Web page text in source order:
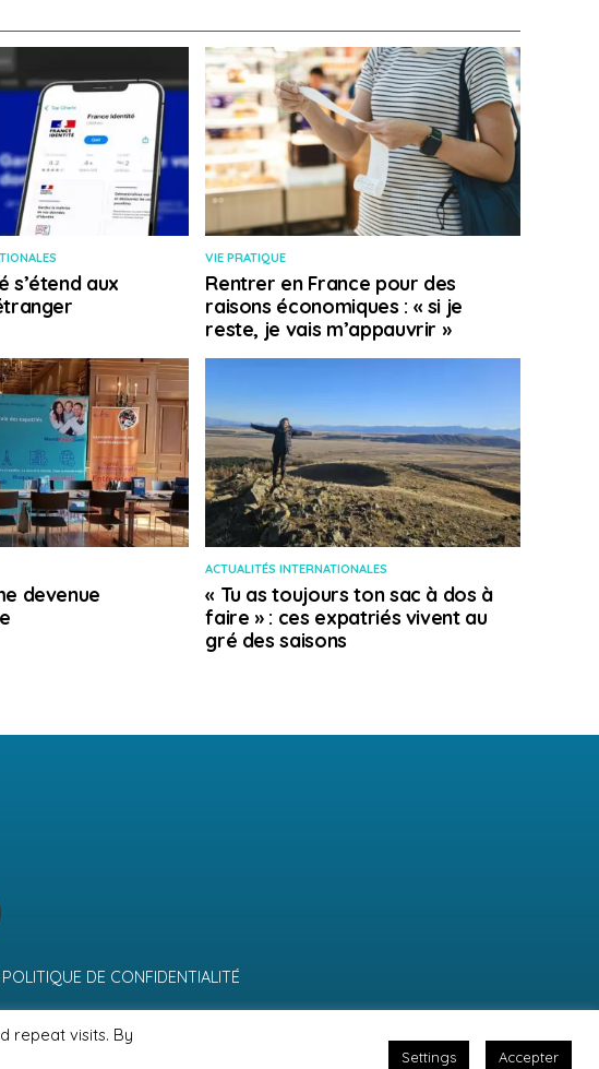
s’étend aux
VIE PRATIQUE
Rentrer en France pour des
raisons économiques : « si je
reste, je vais m’appauvrir »
devenue
ACTUALITÉS INTERNATIONALES
« Tu as toujours ton sac à dos à
faire » : ces expatriés vivent au
gré des saisons
POLITIQUE DE CONFIDENTIALITÉ
repeat visits. By
Settings Accepter